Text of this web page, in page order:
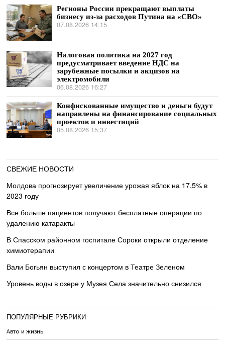
Регионы России прекращают выплаты
бизнесу из-за расходов Путина на «СВО»
07.08.2026 14:15
Налоговая политика на 2027 год
предусматривает введение НДС на
зарубежные посылки и акцизов на
электромобили
06.08.2026 16:27
Конфискованные имущество и деньги будут
направлены на финансирование социальных
проектов и инвестиций
05.08.2026 15:37
СВЕЖИЕ НОВОСТИ
Молдова прогнозирует увеличение урожая яблок на 17,5% в
2023 году
Все больше пациентов получают бесплатные операции по
удалению катаракты
В Спасском районном госпитале Сороки открыли отделение
химиотерапии
Вали Богьян выступил с концертом в Театре Зеленом
Уровень воды в озере у Музея Села значительно снизился
ПОПУЛЯРНЫЕ РУБРИКИ
Авто и жизнь